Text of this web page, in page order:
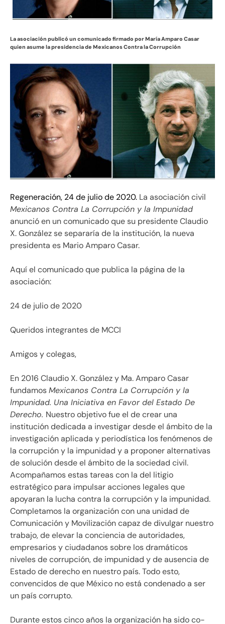
La asociación publicó un comunicado firmado por María Amparo Casar
quien asume la presidencia de Mexicanos Contra la Corrupción
Regeneración, 24 de julio de 2020. La asociación civil
Mexicanos Contra La Corrupción y la Impunidad
anunció en un comunicado que su presidente Claudio
X. González se separaría de la institución, la nueva
presidenta es Mario Amparo Casar.
Aquí el comunicado que publica la página de la
asociación:
24 de julio de 2020
Queridos integrantes de MCCI
Amigos y colegas,
En 2016 Claudio X. González y Ma. Amparo Casar
fundamosMexicanos Contra La Corrupción y la
Impunidad. Una Iniciativa en Favor del Estado De
Derecho. Nuestro objetivo fue el de crear una
institución dedicada a investigar desde el ámbito de la
investigación aplicada y periodística los fenómenos de
la corrupción y la impunidad y a proponer alternativas
de solución desde el ámbito de la sociedad civil.
Acompañamos estas tareas con la del litigio
estratégico para impulsar acciones legales que
apoyaran la lucha contra la corrupción y la impunidad.
Completamos la organización con una unidad de
Comunicación y Movilización capaz de divulgar nuestro
trabajo, de elevar la conciencia de autoridades,
empresarios y ciudadanos sobre los dramáticos
niveles de corrupción, de impunidad y de ausencia de
Estado de derecho en nuestro país. Todo esto,
convencidos de que México no está condenado a ser
un país corrupto.
Durante estos cinco años la organización ha sido co-